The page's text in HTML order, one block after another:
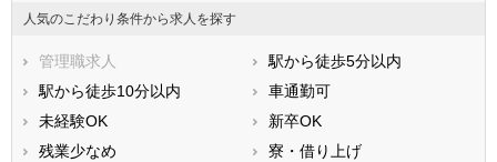
大島町
新島村
神津島村
御蔵島村
八丈島八丈町
青ヶ島村
小笠原村
人気のこだわり条件から求人を探す
管理職求人
駅から徒歩5分以内
駅から徒歩10分以内
車通勤可
未経験OK
新卒OK
残業少なめ
寮・借り上げ